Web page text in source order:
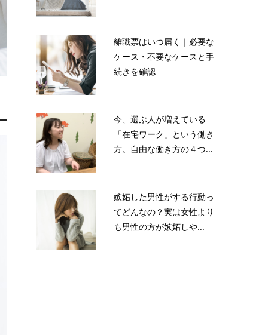
離職票はいつ届く｜必要な
ケース・不要なケースと手
続きを確認
今、選ぶ人が増えている
「在宅ワーク」という働き
方。自由な働き方の４つ...
嫉妬した男性がする行動っ
てどんなの？実は女性より
も男性の方が嫉妬しや...